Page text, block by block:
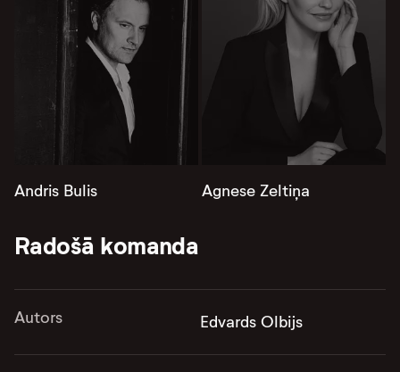
Andris Bulis Agnese Zeltiņa
Radošā komanda
Autors Edvards Olbijs